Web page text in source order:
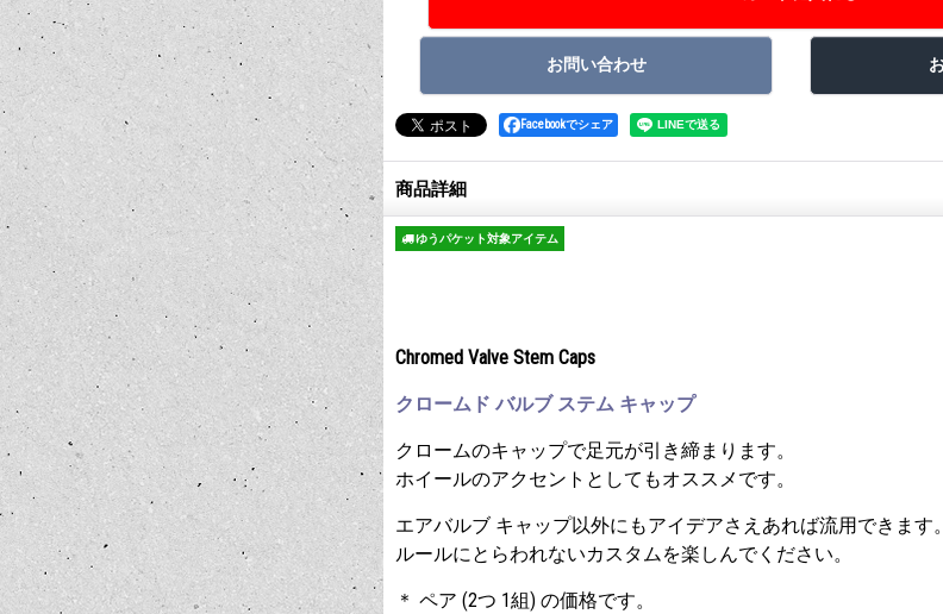
Facebookでシェア
商品詳細
ゆうパケット対象アイテム
Chromed Valve Stem Caps
クロームド バルブ ステム キャップ
クロームのキャップで足元が引き締まります。
ホイールのアクセントとしてもオススメです。
エアバルブ キャップ以外にもアイデアさえあれば流用できます。
ルールにとらわれないカスタムを楽しんでください。
＊ ペア (2つ 1組) の価格です。